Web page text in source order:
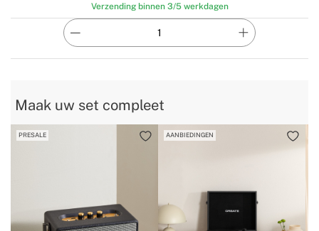
Verzending binnen 3/5 werkdagen
Maak uw set compleet
PRESALE AANBIEDINGEN